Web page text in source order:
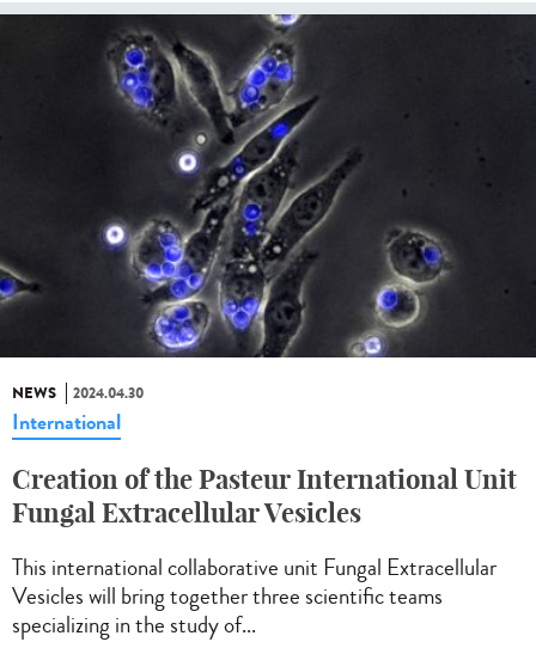
NEWS 2024.04.30
International
Creation of the Pasteur International Unit
Fungal Extracellular Vesicles
This international collaborative unit Fungal Extracellular
Vesicles will bring together three scientific teams
specializing in the study of...